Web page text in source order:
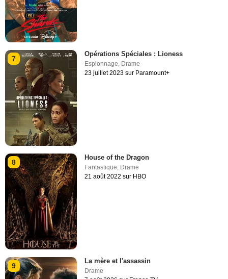
7
Opérations Spéciales : Lioness
Espionnage Drame
23 juillet 2023 sur Paramount+
8
House of the Dragon
Fantastique, Drame
21 août 2022 sur HBO
9
La mère et l'assassin
Drame